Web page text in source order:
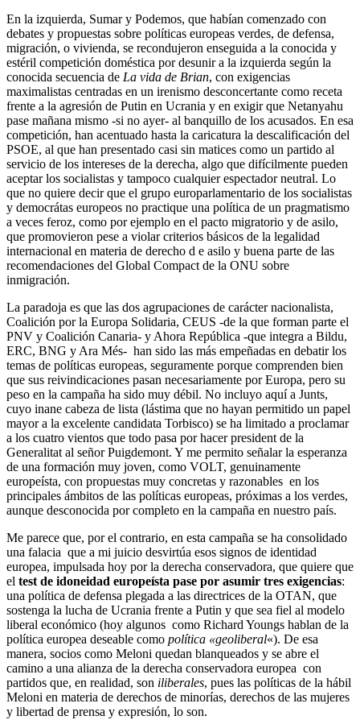
En la izquierda, Sumar y Podemos, que habían comenzado con
debates y propuestas sobre políticas europeas verdes, de defensa,
migración, o vivienda, se recondujeron enseguida a la conocida y
estéril competición doméstica por desunir a la izquierda según la
conocida secuencia de La vida de Brian, con exigencias
maximalistas centradas en un irenismo desconcertante como receta
frente a la agresión de Putin en Ucrania y en exigir que Netanyahu
pase mañana mismo -si no ayer- al banquillo de los acusados. En esa
competición, han acentuado hasta la caricatura la descalificación del
PSOE, al que han presentado casi sin matices como un partido al
servicio de los intereses de la derecha, algo que difícilmente pueden
aceptar los socialistas y tampoco cualquier espectador neutral. Lo
que no quiere decir que el grupo europarlamentario de los socialistas
y democrátas europeos no practique una política de un pragmatismo
a veces feroz, como por ejemplo en el pacto migratorio y de asilo,
que promovieron pese a violar criterios básicos de la legalidad
internacional en materia de derecho d e asilo y buena parte de las
recomendaciones del Global Compact de la ONU sobre
inmigración.
La paradoja es que las dos agrupaciones de carácter nacionalista,
Coalición por la Europa Solidaria, CEUS -de la que forman parte el
PNV y Coalición Canaria- y Ahora República -que integra a Bildu,
ERC, BNG y Ara Més- han sido las más empeñadas en debatir los
temas de políticas europeas, seguramente porque comprenden bien
que sus reivindicaciones pasan necesariamente por Europa, pero su
peso en la campaña ha sido muy débil. No incluyo aquí a Junts,
cuyo inane cabeza de lista (lástima que no hayan permitido un papel
mayor a la excelente candidata Torbisco) se ha limitado a proclamar
a los cuatro vientos que todo pasa por hacer president de la
Generalitat al señor Puigdemont. Y me permito señalar la esperanza
de una formación muy joven, como VOLT, genuinamente
europeísta, con propuestas muy concretas y razonables en los
principales ámbitos de las políticas europeas, próximas a los verdes,
aunque desconocida por completo en la campaña en nuestro país.
Me parece que, por el contrario, en esta campaña se ha consolidado
una falacia que a mi juicio desvirtúa esos signos de identidad
europea, impulsada hoy por la derecha conservadora, que quiere que
el test de idoneidad europeísta pase por asumir tres exigencias:
una política de defensa plegada a las directrices de la OTAN, que
sostenga la lucha de Ucrania frente a Putin y que sea fiel al modelo
liberal económico (hoy algunos como Richard Youngs hablan de la
política europea deseable como política «geoliberal«). De esa
manera, socios como Meloni quedan blanqueados y se abre el
camino a una alianza de la derecha conservadora europea con
partidos que, en realidad, son iliberales, pues las políticas de la hábil
Meloni en materia de derechos de minorías, derechos de las mujeres
y libertad de prensa y expresión, lo son.